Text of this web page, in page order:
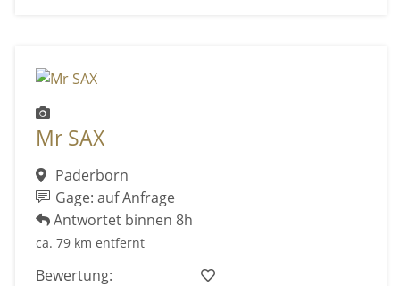
Mr SAX
Paderborn
Gage: auf Anfrage
Antwortet binnen 8h
ca. 79 km entfernt
Bewertung: